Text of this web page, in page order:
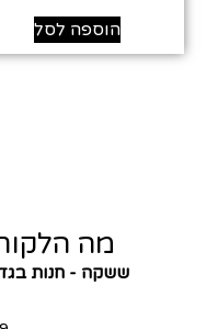
הוספה לסל
מה
ששקה - חנות